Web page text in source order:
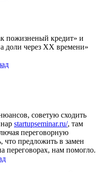
пожизненый кредит» и
доли через ХХ времени»
советую сходить
startupseminar.ru/, там
переговорную
что предложить в замен
переговорах, нам помогло.